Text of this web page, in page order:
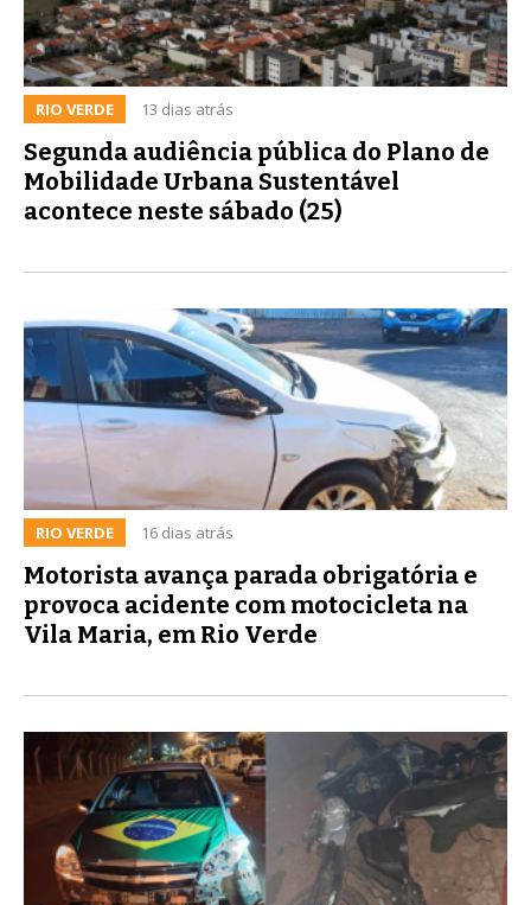
RIO VERDE 13 dias atrás
Segunda audiência pública do Plano de
Mobilidade Urbana Sustentável
acontece neste sábado (25)
RIO VERDE 16 dias atrás
Motorista avança parada obrigatória e
provoca acidente com motocicleta na
Vila Maria, em Rio Verde